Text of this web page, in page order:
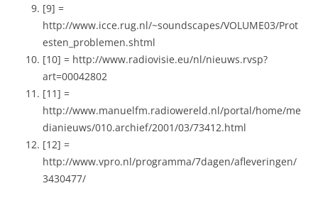
[9] =
http://www.icce.rug.nl/~soundscapes/VOLUME03/Prot
esten_problemen.shtml
[10] = http://www.radiovisie.eu/nl/nieuws.rvsp?
art=00042802
[11] =
http://www.manuelfm.radiowereld.nl/portal/home/me
dianieuws/010.archief/2001/03/73412.html
[12] =
http://www.vpro.nl/programma/7dagen/afleveringen/
3430477/